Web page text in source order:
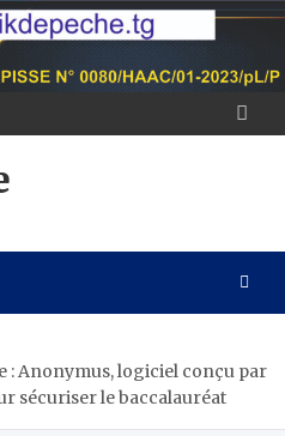
: Anonymus, logiciel conçu par
sécuriser le baccalauréat